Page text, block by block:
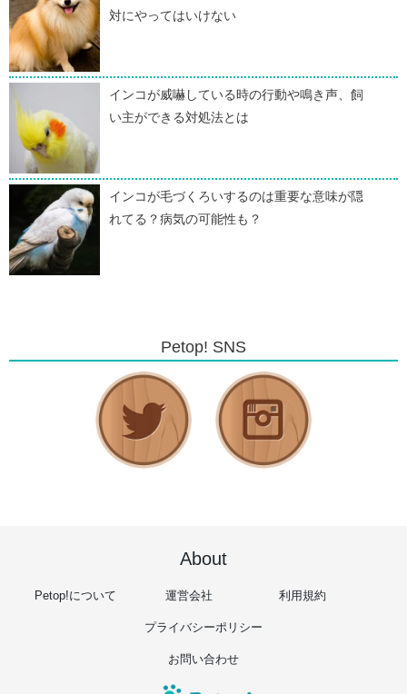
対にやってはいけない
インコが威嚇している時の行動や鳴き声、飼
い主ができる対処法とは
インコが毛づくろいするのは重要な意味が隠
れてる？病気の可能性も？
Petop! SNS
About
Petop!について 運営会社 利用規約
プライバシーポリシー
お問い合わせ